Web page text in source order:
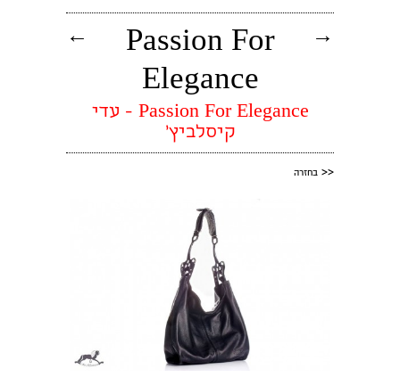
Passion For
Elegance
Passion For Elegance - עדי
קיסלביץ'
← →
<< בחזרה